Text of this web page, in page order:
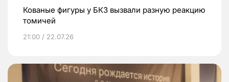
Кованые фигуры у БКЗ вызвали разную реакцию
томичей
21:00 / 22.07.26